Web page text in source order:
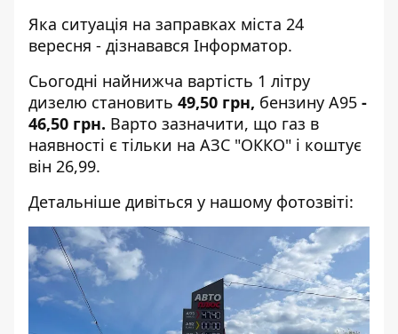
Яка ситуація на заправках міста 24
вересня - дізнавався Інформатор.
Сьогодні найнижча вартість 1 літру
дизелю становить 49,50 грн, бензину А95 -
46,50 грн. Варто зазначити, що газ в
наявності є тільки на АЗС "ОККО" і коштує
він 26,99.
Детальніше дивіться у нашому фотозвіті: